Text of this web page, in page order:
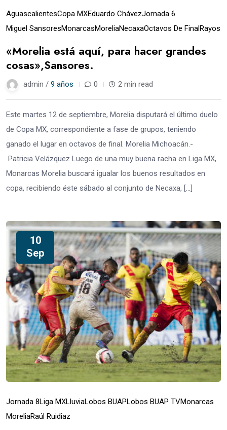
AguascalientesCopa MXEduardo ChávezJornada 6
Miguel SansoresMonarcasMoreliaNecaxaOctavos De FinalRayos
«Morelia está aquí, para hacer grandes
cosas»,Sansores.
admin / 9 años 0 2 min read
Este martes 12 de septiembre, Morelia disputará el último duelo
de Copa MX, correspondiente a fase de grupos, teniendo
ganado el lugar en octavos de final. Morelia Michoacán.-
Patricia Velázquez Luego de una muy buena racha en Liga MX,
Monarcas Morelia buscará igualar los buenos resultados en
copa, recibiendo éste sábado al conjunto de Necaxa, […]
10
Sep
Jornada 8Liga MXLluviaLobos BUAPLobos BUAP TVMonarcas
MoreliaRaúl Ruidiaz